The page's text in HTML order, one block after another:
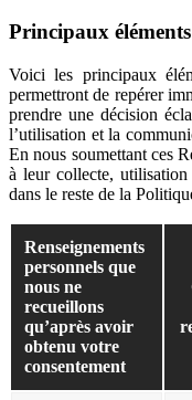
Principaux
Voici les principaux
permettront de repérer
prendre une décision
l’utilisation et la
En nous soumettant ces
à leur collecte,
dans le reste de la
Renseignements
personnels que
nous ne
recueillons
qu’après avoir
obtenu votre
consentement